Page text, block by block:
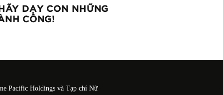
DẠY CON NHỮNG
CÔNG!
Pacific Holdings và Tạp chí Nữ